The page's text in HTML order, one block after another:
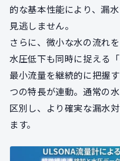
的な基本性能により、漏
見逃しません。
さらに、微小な水の流れ
水圧低下も同時に捉える
最小流量を継続的に把握
つの特長が連動。通常の
区別し、より確実な漏水
ます。